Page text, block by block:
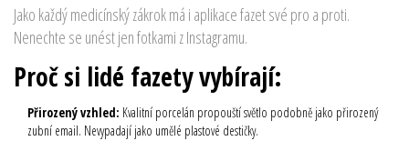
Jako každý medicínský zákrok má i aplikace fazet své pro a proti.
Nenechte se unést jen fotkami z Instagramu.
Proč si lidé fazety vybírají:
Přirozený vzhled: Kvalitní porcelán propouští světlo podobně jako přirozený
zubní email. Nevypadají jako umělé plastové destičky.